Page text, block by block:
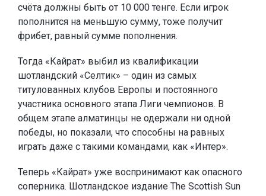
счёта должны быть от 10 000 тенге. Если игрок
пополнится на меньшую сумму, тоже получит
фрибет, равный сумме пополнения.
Тогда «Кайрат» выбил из квалификации
шотландский «Селтик» – один из самых
титулованных клубов Европы и постоянного
участника основного этапа Лиги чемпионов. В
общем этапе алматинцы не одержали ни одной
победы, но показали, что способны на равных
играть даже с такими командами, как «Интер».
Теперь «Кайрат» уже воспринимают как опасного
соперника. Шотландское издание The Scottish Sun